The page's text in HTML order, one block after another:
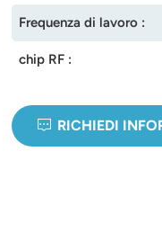
Frequenza di lavoro :
chip RF :
RICHIEDI